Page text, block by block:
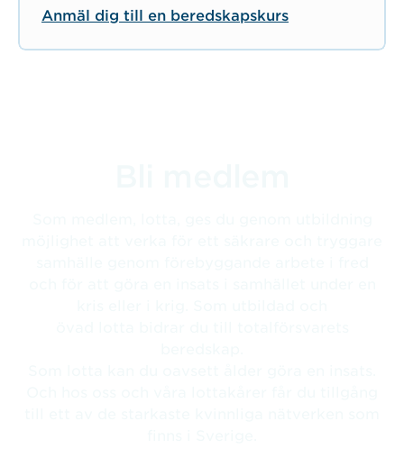
Anmäl dig till en beredskapskurs